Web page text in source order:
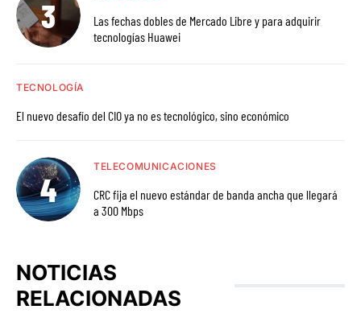
Las fechas dobles de Mercado Libre y para adquirir
tecnologías Huawei
TECNOLOGÍA
El nuevo desafío del CIO ya no es tecnológico, sino económico
TELECOMUNICACIONES
CRC fija el nuevo estándar de banda ancha que llegará
a 300 Mbps
NOTICIAS
RELACIONADAS